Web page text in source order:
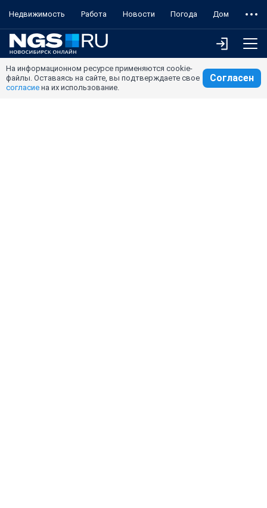
Недвижимость Работа Новости Погода Дом
На информационном ресурсе применяются cookie-
файлы. Оставаясь на сайте, вы подтверждаете свое
согласие на их использование.
Согласен